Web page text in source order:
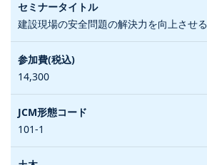
建設現場の安全問題の解決力を向上させる
14,300
101-1